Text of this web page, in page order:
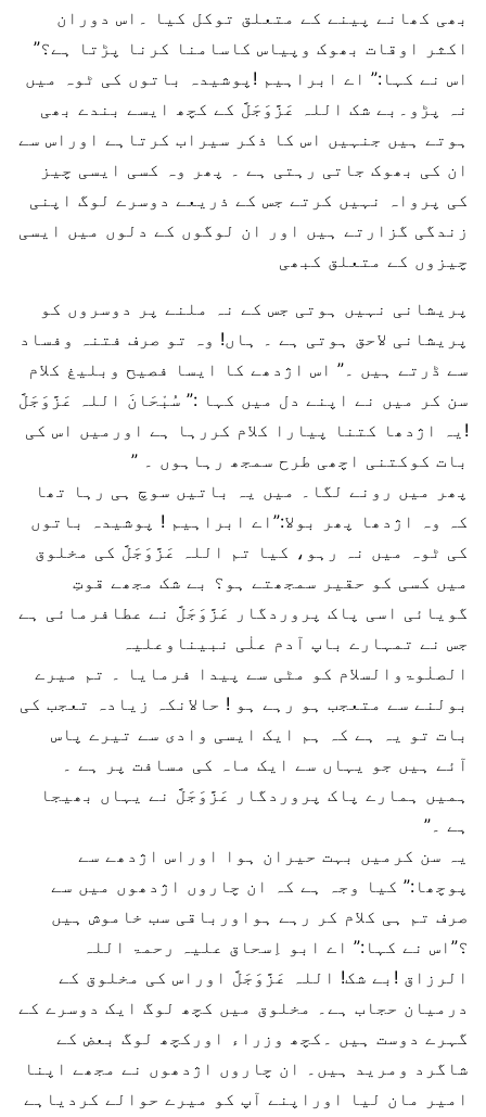
بھی کھانے پینے کے متعلق توکل کیا ۔اس دوران
اکثر اوقات بھوک وپیاس کاسامنا کرنا پڑتا ہے؟”
اس نے کہا:” اے ابراہیم !پوشیدہ باتوں کی ٹوہ میں
نہ پڑو۔بے شک اللہ عَزَّوَجَلَّ کے کچھ ایسے بندے بھی
ہوتے ہیں جنہیں اس کا ذکر سیراب کرتاہے اوراس سے
ان کی بھوک جاتی رہتی ہے ۔ پھر وہ کسی ایسی چیز
کی پرواہ نہیں کرتے جس کے ذریعے دوسرے لوگ اپنی
زندگی گزارتے ہیں اور ان لوگوں کے دلوں میں ایسی
چیزوں کے متعلق کبھی
پریشانی نہیں ہوتی جس کے نہ ملنے پر دوسروں کو
پریشانی لاحق ہوتی ہے ۔ ہاں! وہ تو صرف فتنہ وفساد
سے ڈرتے ہیں ۔” اس اژدھے کا ایسا فصیح وبلیغ کلام
سن کر میں نے اپنے دل میں کہا :” سُبْحَانَ اللہ عَزَّوَجَلَّ
!یہ اژدھا کتنا پیارا کلام کررہا ہے اورمیں اس کی
بات کوکتنی اچھی طرح سمجھ رہاہوں ۔ ”
پھر میں رونے لگا۔ میں یہ باتیں سوچ ہی رہا تھا
کہ وہ اژدھا پھر بولا:”اے ابراہیم ! پوشیدہ باتوں
کی ٹوہ میں نہ رہو، کیا تم اللہ عَزَّوَجَلَّ کی مخلوق
میں کسی کو حقیر سمجھتے ہو؟ بے شک مجھے قوتِ
گویائی اسی پاک پروردگار عَزَّوَجَلَّ نے عطافرمائی ہے
جس نے تمہارے باپ آدم علٰی نبیناوعلیہ
الصلٰوۃوالسلام کو مٹی سے پیدا فرمایا ۔ تم میرے
بولنے سے متعجب ہو رہے ہو ! حالانکہ زیادہ تعجب کی
بات تو یہ ہے کہ ہم ایک ایسی وادی سے تیرے پاس
آئے ہیں جو یہاں سے ایک ماہ کی مسافت پر ہے ۔
ہمیں ہمارے پاک پروردگار عَزَّوَجَلَّ نے یہاں بھیجا
ہے ۔”
یہ سن کرمیں بہت حیران ہوا اوراس اژدھے سے
پوچھا:” کیا وجہ ہے کہ ان چاروں اژدھوں میں سے
صرف تم ہی کلام کر رہے ہواورباقی سب خاموش ہیں
؟”اس نے کہا:” اے ابو اِسحاق علیہ رحمۃ اللہ
الرزاق !بے شک! اللہ عَزَّوَجَلَّ اوراس کی مخلوق کے
درمیان حجاب ہے۔ مخلوق میں کچھ لوگ ایک دوسرے کے
گہرے دوست ہیں ۔کچھ وزراء اورکچھ لوگ بعض کے
شاگرد ومرید ہیں۔ ان چاروں اژدھوں نے مجھے اپنا
امیر مان لیا اوراپنے آپ کو میرے حوالے کردیاہے